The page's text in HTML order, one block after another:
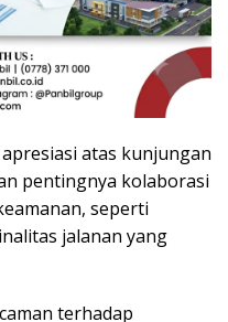
atas kunjungan
pentingnya kolaborasi
seperti
jalanan yang
terhadap